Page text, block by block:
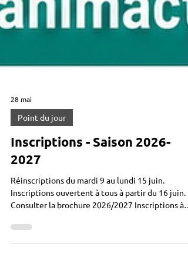
28 mai
Inscriptions - Saison 2026-
2027
Réinscriptions du mardi 9 au lundi 15 juin.
Inscriptions ouvertent à tous à partir du 16 juin.
l'accueil ou sur www.animactisce.org